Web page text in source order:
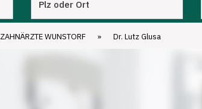
ZAHNÄRZTE WUNSTORF » Dr. Lutz Glusa